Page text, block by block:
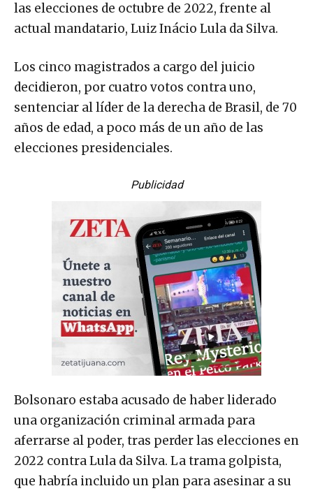
las elecciones de octubre de 2022, frente al
actual mandatario, Luiz Inácio Lula da Silva.
Los cinco magistrados a cargo del juicio
decidieron, por cuatro votos contra uno,
sentenciar al líder de la derecha de Brasil, de 70
años de edad, a poco más de un año de las
elecciones presidenciales.
Publicidad
Bolsonaro estaba acusado de haber liderado
una organización criminal armada para
aferrarse al poder, tras perder las elecciones en
2022 contra Lula da Silva. La trama golpista,
que habría incluido un plan para asesinar a su